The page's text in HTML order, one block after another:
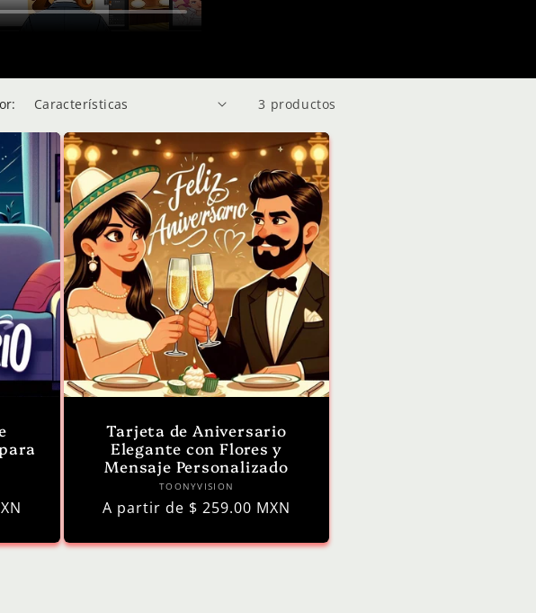
3 productos
Tarjeta de Aniversario
Elegante con Flores y
Mensaje Personalizado
Proveedor:
TOONYVISION
Precio
A partir de $ 259.00 MXN